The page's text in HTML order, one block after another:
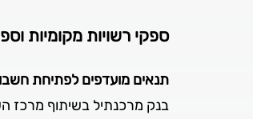
ספקי רשויות מקומיות
תנאים מועדפים לפתיחת
בנק מרכנתיל בשיתוף מרכז